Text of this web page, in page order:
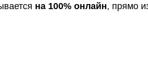
на 100% онлайн, прямо